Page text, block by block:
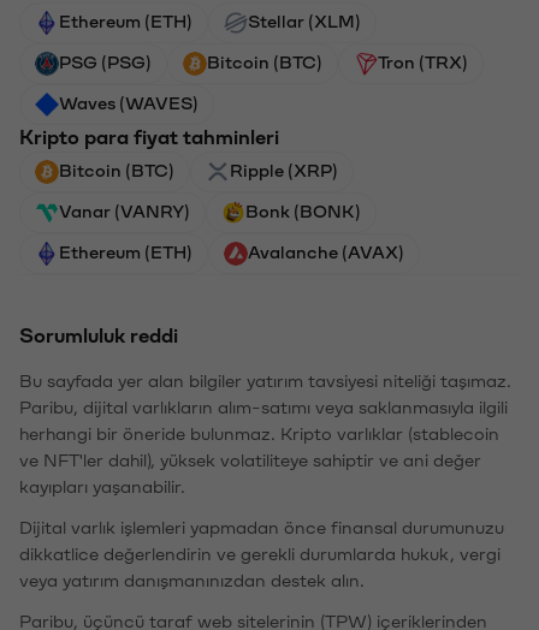
Ethereum (ETH) Stellar (XLM)
PSG (PSG) Bitcoin (BTC) Tron (TRX)
Waves (WAVES)
Kripto para fiyat tahminleri
Bitcoin (BTC) Ripple (XRP)
Vanar (VANRY) Bonk (BONK)
Ethereum (ETH) Avalanche (AVAX)
Sorumluluk reddi
Bu sayfada yer alan bilgiler yatırım tavsiyesi niteliği taşımaz.
Paribu, dijital varlıkların alım-satımı veya saklanmasıyla ilgili
herhangi bir öneride bulunmaz. Kripto varlıklar (stablecoin
ve NFT'ler dahil), yüksek volatiliteye sahiptir ve ani değer
kayıpları yaşanabilir.
Dijital varlık işlemleri yapmadan önce finansal durumunuzu
dikkatlice değerlendirin ve gerekli durumlarda hukuk, vergi
veya yatırım danışmanınızdan destek alın.
Paribu, üçüncü taraf web sitelerinin (TPW) içeriklerinden